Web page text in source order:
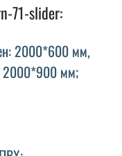
71-slider:
2000*600 мм,
мм;